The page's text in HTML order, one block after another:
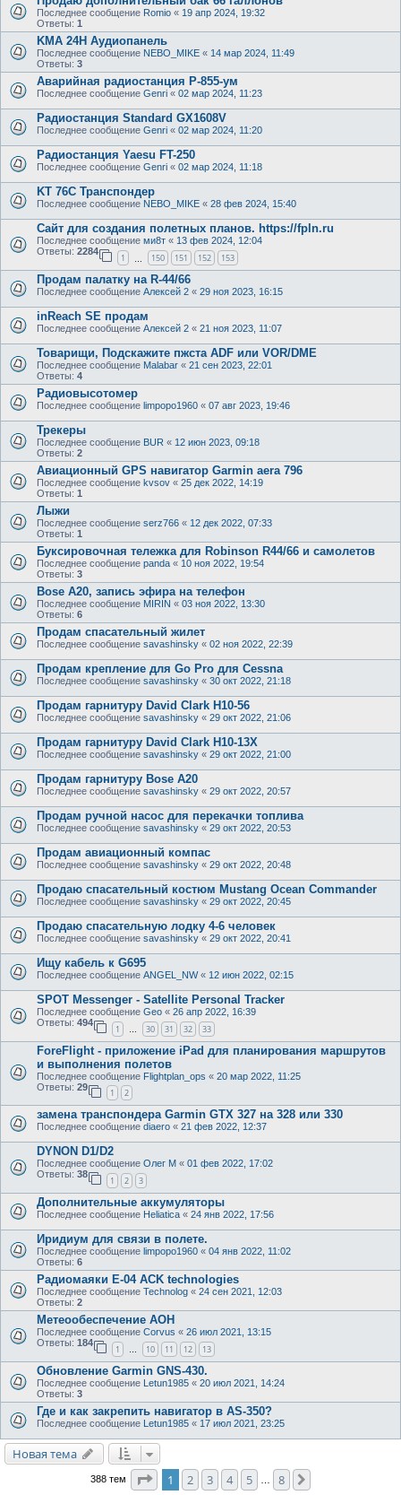
Последнее сообщение Romio « 19 апр 2024, 19:32
Ответы: 1
KMA 24H Аудиопанель
Последнее сообщение NEBO_MIKE « 14 мар 2024, 11:49
Ответы: 3
Аварийная радиостанция Р-855-ум
Последнее сообщение Genri « 02 мар 2024, 11:23
Радиостанция Standard GX1608V
Последнее сообщение Genri « 02 мар 2024, 11:20
Радиостанция Yaesu FT-250
Последнее сообщение Genri « 02 мар 2024, 11:18
KT 76C Транспондер
Последнее сообщение NEBO_MIKE « 28 фев 2024, 15:40
Сайт для создания полетных планов. https://fpln.ru
Последнее сообщение ми8т « 13 фев 2024, 12:04
Ответы: 2284
1 150 151 152 153
Продам палатку на R-44/66
Последнее сообщение Алексей 2 « 29 ноя 2023, 16:15
inReach SE продам
Последнее сообщение Алексей 2 « 21 ноя 2023, 11:07
Товарищи, Подскажите пжста ADF или VOR/DME
Последнее сообщение Malabar « 21 сен 2023, 22:01
Ответы: 4
Радиовысотомер
Последнее сообщение limpopo1960 « 07 авг 2023, 19:46
Трекеры
Последнее сообщение BUR « 12 июн 2023, 09:18
Ответы: 2
Авиационный GPS навигатор Garmin aera 796
Последнее сообщение kvsov « 25 дек 2022, 14:19
Ответы: 1
Лыжи
Последнее сообщение serz766 « 12 дек 2022, 07:33
Ответы: 1
Буксировочная тележка для Robinson R44/66 и самолетов
Последнее сообщение panda « 10 ноя 2022, 19:54
Ответы: 3
Bose А20, запись эфира на телефон
Последнее сообщение MIRIN « 03 ноя 2022, 13:30
Ответы: 6
Продам спасательный жилет
Последнее сообщение savashinsky « 02 ноя 2022, 22:39
Продам крепление для Go Pro для Cessna
Последнее сообщение savashinsky « 30 окт 2022, 21:18
Продам гарнитуру David Clark H10-56
Последнее сообщение savashinsky « 29 окт 2022, 21:06
Продам гарнитуру David Clark H10-13X
Последнее сообщение savashinsky « 29 окт 2022, 21:00
Продам гарнитуру Bose A20
Последнее сообщение savashinsky « 29 окт 2022, 20:57
Продам ручной насос для перекачки топлива
Последнее сообщение savashinsky « 29 окт 2022, 20:53
Продам авиационный компас
Последнее сообщение savashinsky « 29 окт 2022, 20:48
Продаю спасательный костюм Mustang Ocean Commander
Последнее сообщение savashinsky « 29 окт 2022, 20:45
Продаю спасательную лодку 4-6 человек
Последнее сообщение savashinsky « 29 окт 2022, 20:41
Ищу кабель к G695
Последнее сообщение ANGEL_NW« 12 июн 2022, 02:15
SPOT Messenger - Satellite Personal Tracker
Последнее сообщение Geo « 26 апр 2022, 16:39
Ответы: 494
1 … 30 31 32 33
ForeFlight - приложение iPad для планирования маршрутов
и выполнения полетов
Последнее сообщение Flightplan_ops « 20 мар 2022, 11:25
Ответы: 29
1 2
замена транспондера Garmin GTX 327 на 328 или 330
Последнее сообщение diaero « 21 фев 2022, 12:37
DYNON D1/D2
Последнее сообщение Олег М « 01 фев 2022, 17:02
Ответы: 38
1 2 3
Дополнительные аккумуляторы
Последнее сообщение Heliatica « 24 янв 2022, 17:56
Иридиум для связи в полете.
Последнее сообщение limpopo1960 « 04 янв 2022, 11:02
Ответы: 6
Радиомаяки E-04 ACK technologies
Последнее сообщение Technolog « 24 сен 2021, 12:03
Ответы: 2
Метеообеспечение АОН
Последнее сообщение Corvus « 26 июл 2021, 13:15
Ответы: 184
1 … 10 11 12 13
Обновление Garmin GNS-430.
Последнее сообщение Letun1985 « 20 июл 2021, 14:24
Ответы: 3
Где и как закрепить навигатор в AS-350?
Последнее сообщение Letun1985 « 17 июл 2021, 23:25
Новая тема
388 тем Страница1 из
1 2 3 4 5 8